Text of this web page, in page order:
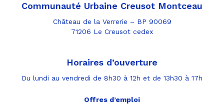
Communauté Urbaine Creusot Montceau
Château de la Verrerie – BP 90069
71206 Le Creusot cedex
Horaires d’ouverture
Du lundi au vendredi de 8h30 à 12h et de 13h30 à 17h
Offres d’emploi